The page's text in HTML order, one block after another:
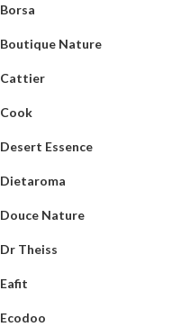
Borsa
Boutique Nature
Cattier
Cook
Desert Essence
Dietaroma
Douce Nature
Dr Theiss
Eafit
Ecodoo